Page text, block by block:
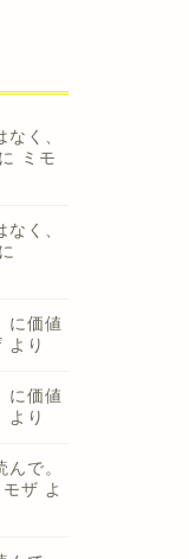
く、
に
ミモ
く、
に
に価値
より
に価値
より
で。
モザ よ